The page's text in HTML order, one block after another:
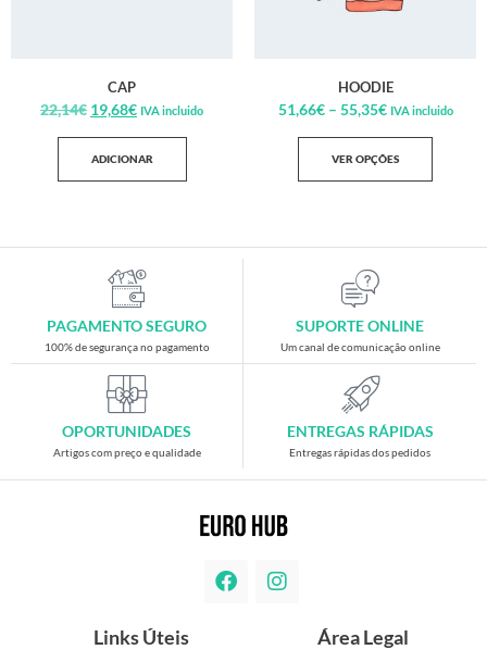
CAP
22,14€ 19,68€ IVA incluido
ADICIONAR
HOODIE
51,66€ – 55,35€ IVA incluido
VER OPÇÕES
PAGAMENTO SEGURO
100% de segurança no pagamento
SUPORTE ONLINE
Um canal de comunicação online
OPORTUNIDADES
Artigos com preço e qualidade
ENTREGAS RÁPIDAS
Entregas rápidas dos pedidos
Links Úteis Área Legal